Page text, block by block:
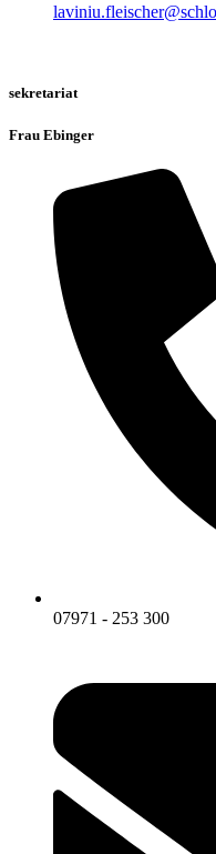
sekretariat
Frau Ebinger
07971 - 253 300